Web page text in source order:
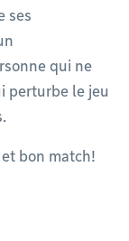
ses
qui ne
perturbe le jeu
bon match!